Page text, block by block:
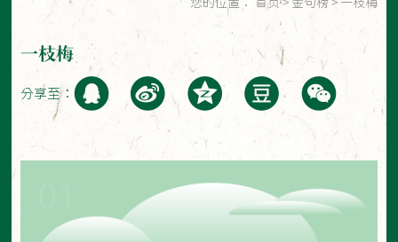
您的位置： 首页 > 金句榜 > 一枝梅
一枝梅
分享至：